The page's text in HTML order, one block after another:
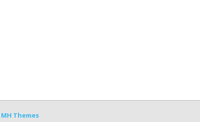
MH Themes